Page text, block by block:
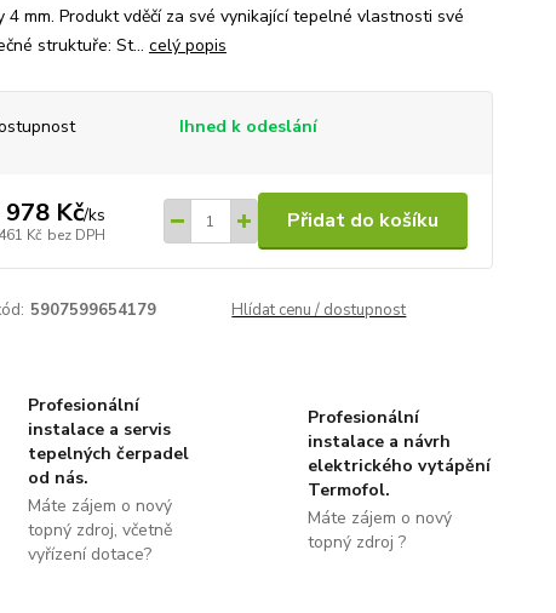
4 mm. Produkt vděčí za své vynikající tepelné vlastnosti své
struktuře: St... celý popis
Ihned k odeslání
978 Kč/ks
Kč bez DPH
Přidat do košíku
5907599654179 Hlídat cenu / dostupnost
Profesionální
instalace a servis
tepelných čerpadel
od nás.
Máte zájem o nový
topný zdroj, včetně
vyřízení dotace?
Profesionální
instalace a návrh
elektrického vytápění
Termofol.
Máte zájem o nový
topný zdroj ?